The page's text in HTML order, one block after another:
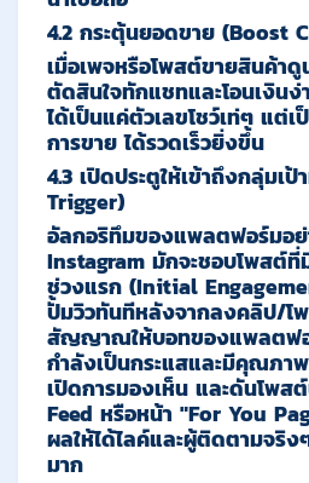
4.2 กระตุ้นยอดขาย (Boost
เมื่อเพจหรือโพสต์ขายสินค้าดู
ตัดสินใจทักแชทและโอนเงิน
ได้เป็นแค่ตัวเลขโชว์เท่ๆ แต่
การขายได้รวดเร็วยิ่งขึ้น
4.3 เปิดประตูให้เข้าถึงกลุ่มเ
Trigger)
อัลกอริทึมของแพลตฟอร์มอ
Instagram มักจะชอบโพสต์
ช่วงแรก (Initial
ปั้มวิวทันทีหลังจากลงคลิป/โ
สัญญาณให้บอทของแพลตฟอ
กำลังเป็นกระแสและมีคุณภา
เปิดการมองเห็น และดันโพส
Feed หรือหน้า "For You
ผลให้ได้ไลค์และผู้ติดตามจริง
มาก